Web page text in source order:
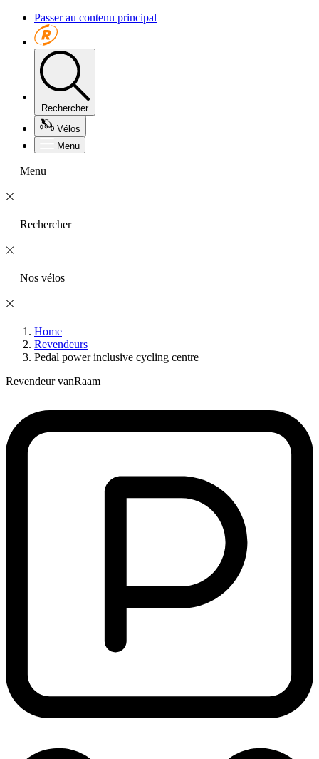
Passer au contenu principal
Rechercher
Vélos
Menu
Menu
Rechercher
Nos vélos
Home
Revendeurs
Pedal power inclusive cycling centre
Revendeur vanRaam